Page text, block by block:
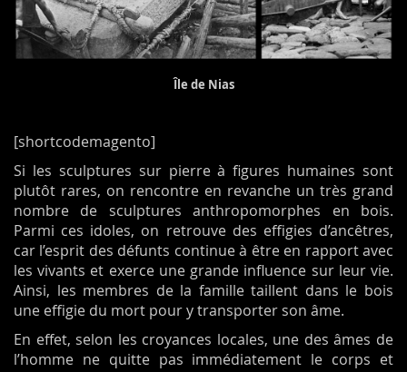
Île de Nias
[shortcodemagento]
Si les sculptures sur pierre à figures humaines sont
plutôt rares, on rencontre en revanche un très grand
nombre de sculptures anthropomorphes en bois.
Parmi ces idoles, on retrouve des effigies d’ancêtres,
car l’esprit des défunts continue à être en rapport avec
les vivants et exerce une grande influence sur leur vie.
Ainsi, les membres de la famille taillent dans le bois
une effigie du mort pour y transporter son âme.
En effet, selon les croyances locales, une des âmes de
l’homme ne quitte pas immédiatement le corps et